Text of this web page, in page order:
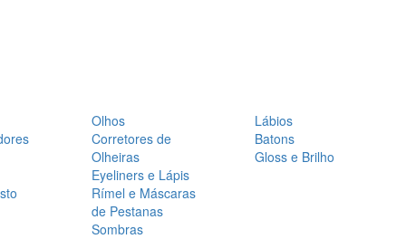
Olhos
Corretores de
Olheiras
Eyeliners e Lápis
Rímel e Máscaras
de Pestanas
Sombras
Lábios
Batons
Gloss e Brilho